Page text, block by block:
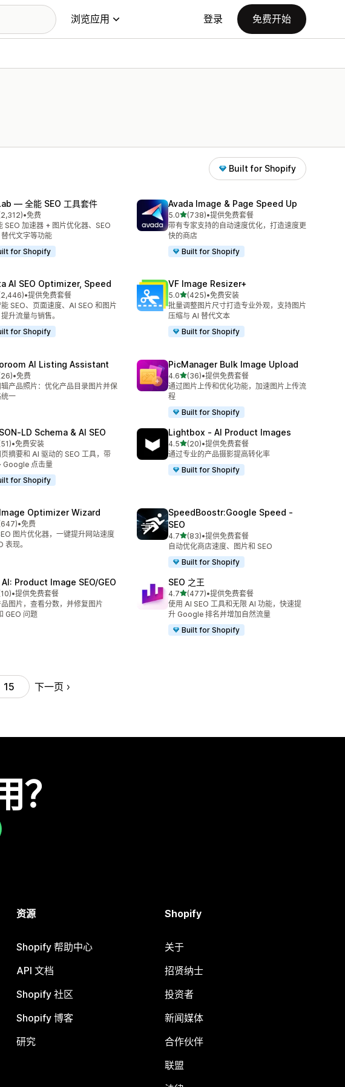
浏览应用 登录 免费开始
Built for Shopify
— 全能 SEO 工具套件
满分 5 星）
条评论
•免费
SEO 加速器 + 图片优化器、SEO
代文字等功能
for Shopify
Avada Image & Page Speed Up
5.0星（满分 5 星）
(738)
总共 738 条评论
•提供免费套餐
带有专家支持的自动速度优化，打造速度更
快的商店
Built for Shopify
AI SEO Optimizer, Speed
满分 5 星）
条评论
•提供免费套餐
SEO、页面速度、AI SEO 和图片
升流量与销售。
for Shopify
VF Image Resizer+
5.0星（满分 5 星）
(425)
总共 425 条评论
•免费安装
批量调整图片尺寸打造专业外观，支持图片
压缩与 AI 替代文本
Built for Shopify
AI Listing Assistant
满分 5 星）
条评论
•免费
产品照片：优化产品目录图片并保
一
PicManager Bulk Image Upload
4.6星（满分 5 星）
(36)
总共 36 条评论
•提供免费套餐
通过图片上传和优化功能，加速图片上传流
程
Built for Shopify
Schema & AI SEO
满分 5 星）
条评论
•免费安装
摘要和 AI 驱动的 SEO 工具，带
Google 点击量
for Shopify
Lightbox ‑ AI Product Images
4.5星（满分 5 星）
(20)
总共 20 条评论
•提供免费套餐
通过专业的产品摄影提高转化率
Built for Shopify
Optimizer Wizard
满分 5 星）
条评论
•免费
图片优化器，一键提升网站速度
表现。
SpeedBoostr:Google Speed ‑
SEO
4.7星（满分 5 星）
(83)
总共 83 条评论
•提供免费套餐
自动优化商店速度、图片和 SEO
Built for Shopify
Product Image SEO/GEO
满分 5 星）
条评论
•提供免费套餐
图片，查看分数，并修复图片
GEO 问题
SEO 之王
4.7星（满分 5 星）
(477)
总共 477 条评论
•提供免费套餐
使用 AI SEO 工具和无限 AI 功能，快速提
升 Google 排名并增加自然流量
Built for Shopify
15 下一页
？
资源
Shopify 帮助中心
API 文档
Shopify 社区
Shopify 博客
研究
Shopify
关于
招贤纳士
投资者
新闻媒体
合作伙伴
联盟